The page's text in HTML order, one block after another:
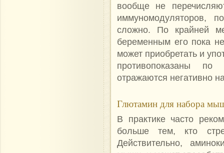
вообще не
иммуномодуляторов,
сложно. По крайней
беременным его пока
может приобретать и
противопоказаны
отражаются негативно
Глютамин для набора
В практике часто
больше тем, кто
Действительно,